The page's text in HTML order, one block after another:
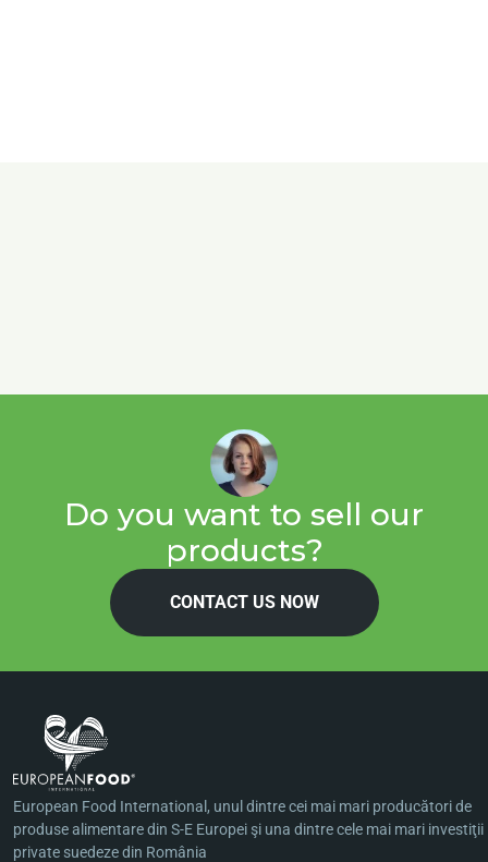
Do you want to sell our
products?
CONTACT US NOW
European Food International, unul dintre cei mai mari producători de
produse alimentare din S-E Europei şi una dintre cele mai mari investiţii
private suedeze din România